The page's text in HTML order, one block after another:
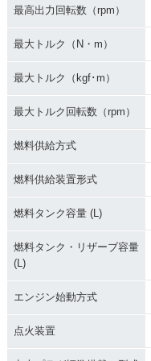
最高出力回転数（rpm）
最大トルク（N・m）
最大トルク（kgf･m）
最大トルク回転数（rpm）
燃料供給方式
燃料供給装置形式
燃料タンク容量 (L)
燃料タンク・リザーブ容量
(L)
エンジン始動方式
点火装置